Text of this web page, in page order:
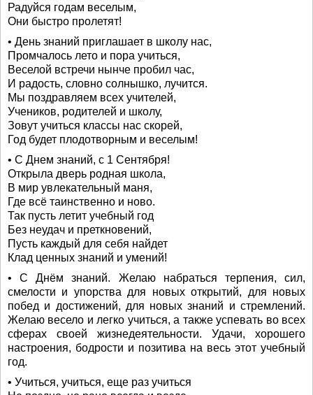
Радуйся годам веселым,
Они быстро пролетят!
• День знаний приглашает в школу нас,
Промчалось лето и пора учиться,
Веселой встречи нынче пробил час,
И радость, словно солнышко, лучится.
Мы поздравляем всех учителей,
Учеников, родителей и школу,
Зовут учиться классы нас скорей,
Год будет плодотворным и веселым!
• С Днем знаний, с 1 Сентября!
Открыла дверь родная школа,
В мир увлекательный маня,
Где всё таинственно и ново.
Так пусть летит учебный год
Без неудач и преткновений,
Пусть каждый для себя найдет
Клад ценных знаний и умений!
• С Днём знаний. Желаю набраться терпения, сил,
смелости и упорства для новых открытий, для новых
побед и достижений, для новых знаний и стремлений.
Желаю весело и легко учиться, а также успевать во всех
сферах своей жизнедеятельности. Удачи, хорошего
настроения, бодрости и позитива на весь этот учебный
год.
• Учиться, учиться, еще раз учиться